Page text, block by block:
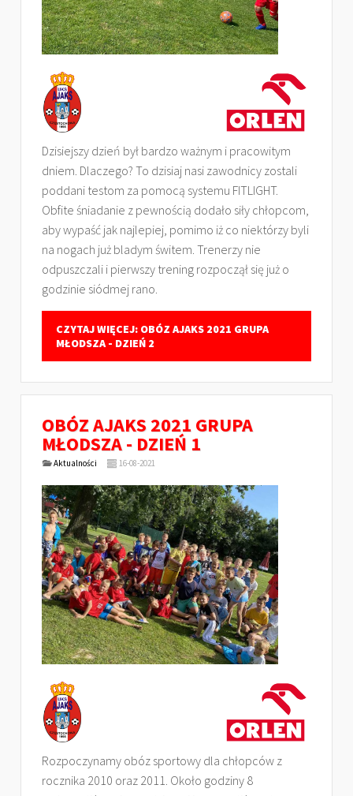
Dzisiejszy dzień był bardzo ważnym i pracowitym
dniem. Dlaczego? To dzisiaj nasi zawodnicy zostali
poddani testom za pomocą systemu FITLIGHT.
Obfite śniadanie z pewnością dodało siły chłopcom,
aby wypaść jak najlepiej, pomimo iż co niektórzy byli
na nogach już bladym świtem. Trenerzy nie
odpuszczali i pierwszy trening rozpoczął się już o
godzinie siódmej rano.
CZYTAJ WIĘCEJ: OBÓZ AJAKS 2021 GRUPA
MŁODSZA - DZIEŃ 2
OBÓZ AJAKS 2021 GRUPA
MŁODSZA - DZIEŃ 1
Aktualności 16-08-2021
Rozpoczynamy obóz sportowy dla chłopców z
rocznika 2010 oraz 2011. Około godziny 8